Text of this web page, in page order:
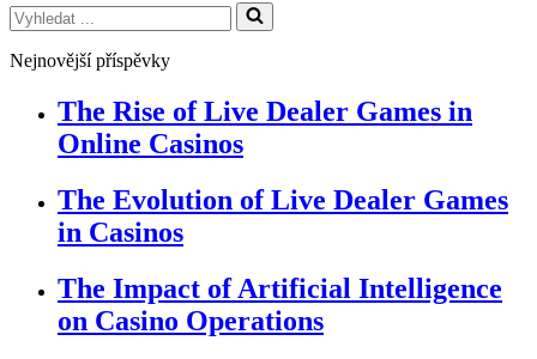
Vyhledat
...
Nejnovější příspěvky
The Rise of Live Dealer Games in
Online Casinos
The Evolution of Live Dealer Games
in Casinos
The Impact of Artificial Intelligence
on Casino Operations